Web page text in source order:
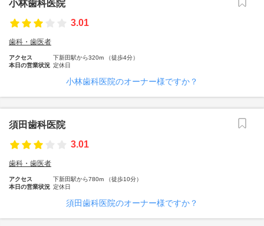
小林歯科医院
3.01
歯科・歯医者
アクセス
下新田駅から320m （徒歩4分）
本日の営業状況 定休日
小林歯科医院のオーナー様ですか？
須田歯科医院
3.01
歯科・歯医者
アクセス
下新田駅から780m （徒歩10分）
本日の営業状況 定休日
須田歯科医院のオーナー様ですか？